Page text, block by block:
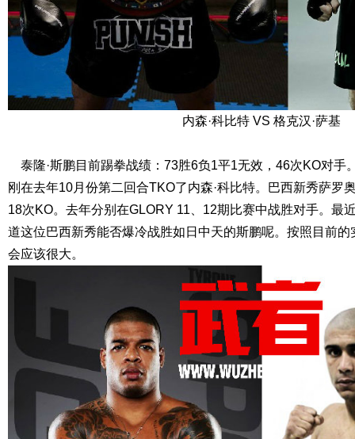
内森·科比特 VS 格克汉·萨基
泰隆·斯鹏目前踢拳战绩：73胜6负1平1无效，46次KO对手
刚在去年10月份第二回合TKO了内森·科比特。巴西新秀萨罗
18次KO。去年分别在GLORY 11、12期比赛中战胜对手。最
道这位巴西新秀能否爆冷战胜如日中天的斯鹏呢。按照目前
会应该很大。